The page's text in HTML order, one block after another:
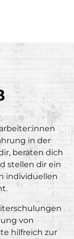
in der
beraten dich
stellen dir ein
individuellen
von
hilfreich zur